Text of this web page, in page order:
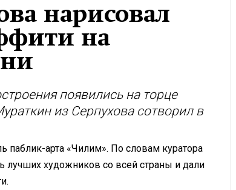
нарисовал
на
появились на торце
из Серпухова сотворил в
паблик-арта «Чилим». По словам куратора
лучших художников со всей страны и дали